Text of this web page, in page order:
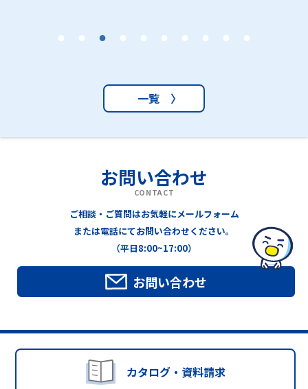
一覧 〉
お問い合わせ
CONTACT
ご相談・ご質問はお気軽にメールフォーム
または電話にてお問い合わせください。
（平日8:00~17:00）
お問い合わせ
カタログ・資料請求